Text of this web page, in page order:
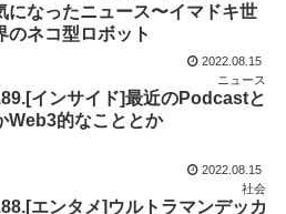
になったニュース〜イマドキ世
のネコ型ロボット
2022.08.15
ニュース
インサイド]最近のPodcastと
Web3的なこととか
2022.08.15
社会
エンタメ]ウルトラマンデッカ